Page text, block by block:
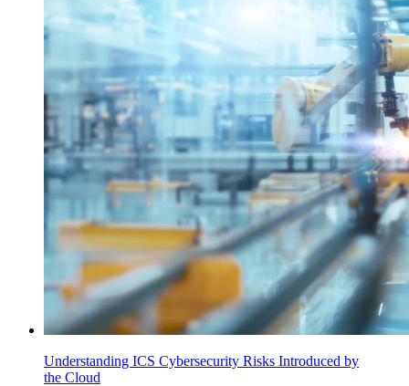
Understanding ICS Cybersecurity Risks Introduced by
the Cloud